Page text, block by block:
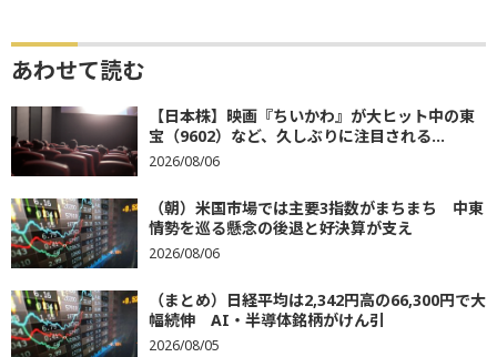
あわせて読む
【日本株】映画『ちいかわ』が大ヒット中の東
宝（9602）など、久しぶりに注目される...
2026/08/06
（朝）米国市場では主要3指数がまちまち 中東
情勢を巡る懸念の後退と好決算が支え
2026/08/06
（まとめ）日経平均は2,342円高の66,300円で大
幅続伸 AI・半導体銘柄がけん引
2026/08/05